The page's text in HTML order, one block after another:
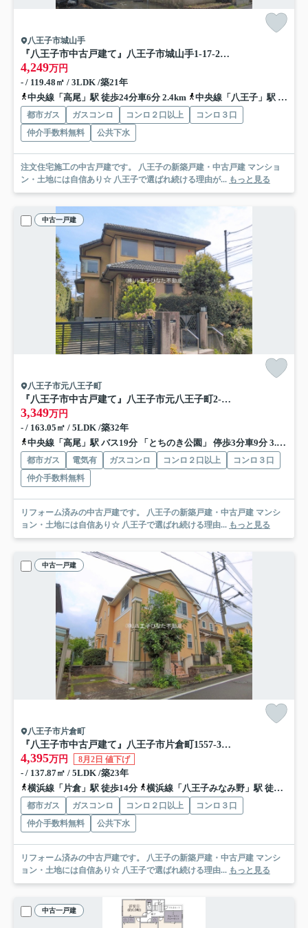
八王子市城山手
『八王子市中古戸建て』八王子市城山手1-17-2【仲介手数料無料】 八王子市城山手
4,249万円
- / 119.48㎡ / 3LDK /築21年
中央線「高尾」駅 徒歩24分車6分 2.4km
中央線「八王子」駅 バス27分 「城山手入口」 停歩2分
都市ガス ガスコンロ コンロ２口以上
コンロ３口
仲介手数料無料
公共下水
注文住宅施工の中古戸建です。 八王子の新築戸建・中古戸建 マンショ
ン・土地には自信あり☆ 八王子で選ばれ続ける理由が... もっと見る
中古一戸建
八王子市元八王子町
『八王子市中古戸建て』八王子市元八王子町2-3308-9【仲介手数料無料】 八王子市元八王子町
3,349万円
- / 163.05㎡ / 5LDK /築32年
中央線「高尾」駅 バス19分 「とちのき公園」 停歩3分車9分 3.3km
都市ガス 電気有 ガスコンロ コンロ２口以上
コンロ３口
仲介手数料無料
リフォーム済みの中古戸建です。 八王子の新築戸建・中古戸建 マンシ
ョン・土地には自信あり☆ 八王子で選ばれ続ける理由... もっと見る
中古一戸建
八王子市片倉町
『八王子市中古戸建て』八王子市片倉町1557-34【仲介手数料無料】 八王子市片倉町
4,395万円 8月2日 値下げ
- / 137.87㎡ / 5LDK /築23年
横浜線「片倉」駅 徒歩14分
横浜線「八王子みなみ野」駅 徒歩17分
都市ガス ガスコンロ コンロ２口以上
コンロ３口
仲介手数料無料
公共下水
リフォーム済みの中古戸建です。 八王子の新築戸建・中古戸建 マンシ
ョン・土地には自信あり☆ 八王子で選ばれ続ける理由... もっと見る
中古一戸建